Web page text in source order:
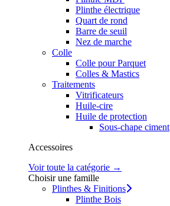
Plinthe électrique
Quart de rond
Barre de seuil
Nez de marche
Colle
Colle pour Parquet
Colles & Mastics
Traitements
Vitrificateurs
Huile-cire
Huile de protection
Sous-chape ciment
Accessoires
Voir toute la catégorie →
Choisir une famille
Plinthes & Finitions
Plinthe Bois